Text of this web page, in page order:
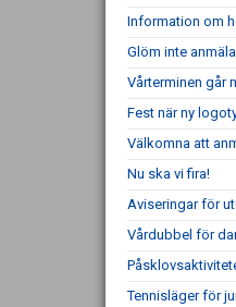
Information om
Glöm inte
Vårterminen går
Fest när ny
Välkomna att
Nu ska vi fira!
Aviseringar för
Vårdubbel för
Tennisläger för